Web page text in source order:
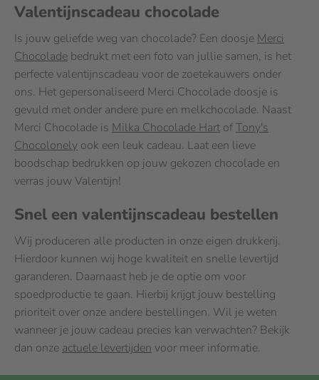
Valentijnscadeau chocolade
Is jouw geliefde weg van chocolade? Een doosje Merci
Chocolade bedrukt met een foto van jullie samen, is het
perfecte valentijnscadeau voor de zoetekauwers onder
ons. Het gepersonaliseerd Merci Chocolade doosje is
gevuld met onder andere pure en melkchocolade. Naast
Merci Chocolade is Milka Chocolade Hart ofTony's
Chocolonely ook een leuk cadeau. Laat een lieve
boodschap bedrukken op jouw gekozen chocolade en
verras jouw Valentijn!
Snel een valentijnscadeau bestellen
Wij produceren alle producten in onze eigen drukkerij.
Hierdoor kunnen wij hoge kwaliteit en snelle levertijd
garanderen. Daarnaast heb je de optie om voor
spoedproductie te gaan. Hierbij krijgt jouw bestelling
prioriteit over onze andere bestellingen. Wil je weten
wanneer je jouw cadeau precies kan verwachten? Bekijk
dan onze actuele levertijden voor meer informatie.